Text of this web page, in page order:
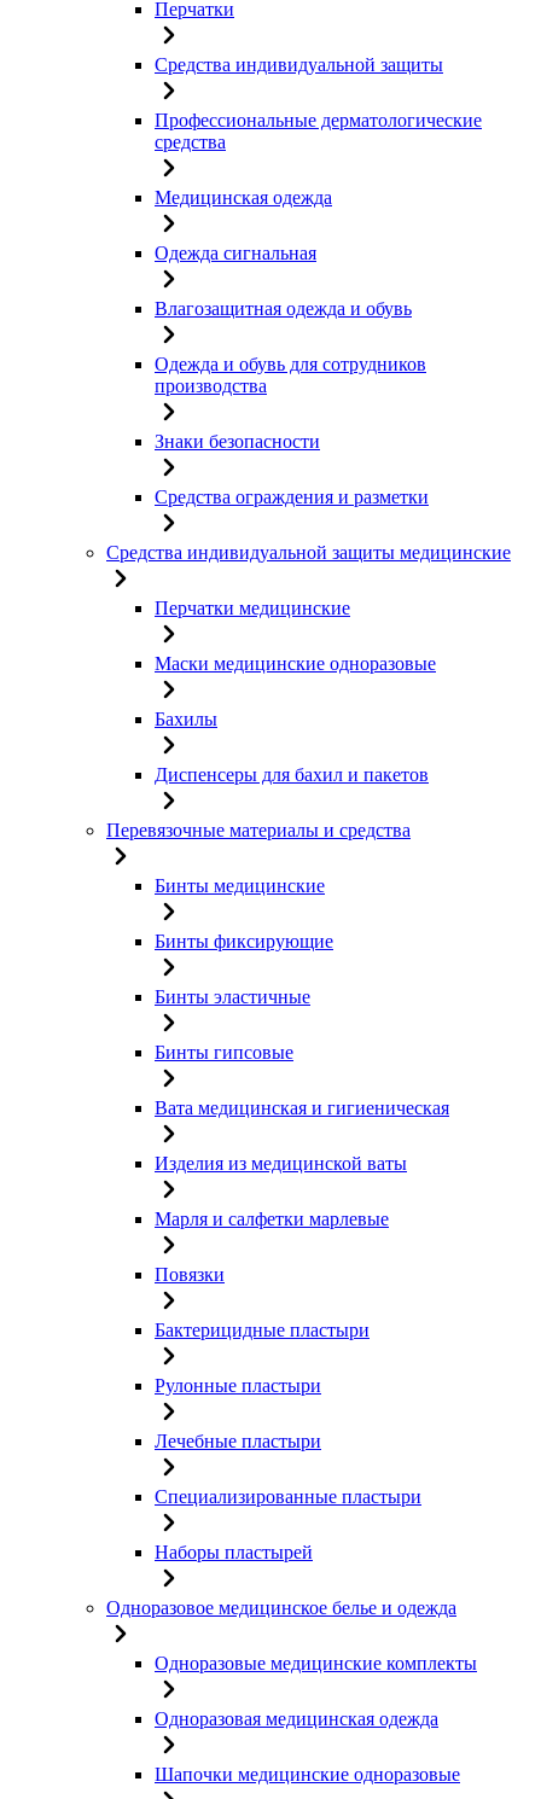
Перчатки
Средства индивидуальной защиты
Профессиональные дерматологические
средства
Медицинская одежда
Одежда сигнальная
Влагозащитная одежда и обувь
Одежда и обувь для сотрудников
производства
Знаки безопасности
Средства ограждения и разметки
Средства индивидуальной защиты медицинские
Перчатки медицинские
Маски медицинские одноразовые
Бахилы
Диспенсеры для бахил и пакетов
Перевязочные материалы и средства
Бинты медицинские
Бинты фиксирующие
Бинты эластичные
Бинты гипсовые
Вата медицинская и гигиеническая
Изделия из медицинской ваты
Марля и салфетки марлевые
Повязки
Бактерицидные пластыри
Рулонные пластыри
Лечебные пластыри
Специализированные пластыри
Наборы пластырей
Одноразовое медицинское белье и одежда
Одноразовые медицинские комплекты
Одноразовая медицинская одежда
Шапочки медицинские одноразовые